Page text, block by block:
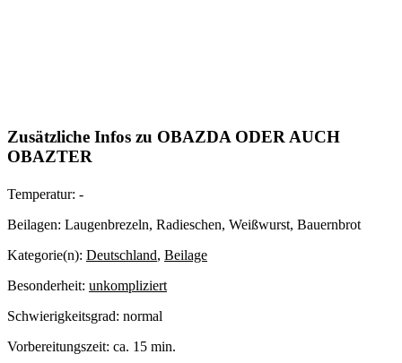
Zusätzliche Infos zu OBAZDA ODER AUCH
OBAZTER
Temperatur: -
Beilagen: Laugenbrezeln, Radieschen, Weißwurst, Bauernbrot
Kategorie(n): Deutschland, Beilage
Besonderheit: unkompliziert
Schwierigkeitsgrad: normal
Vorbereitungszeit: ca. 15 min.